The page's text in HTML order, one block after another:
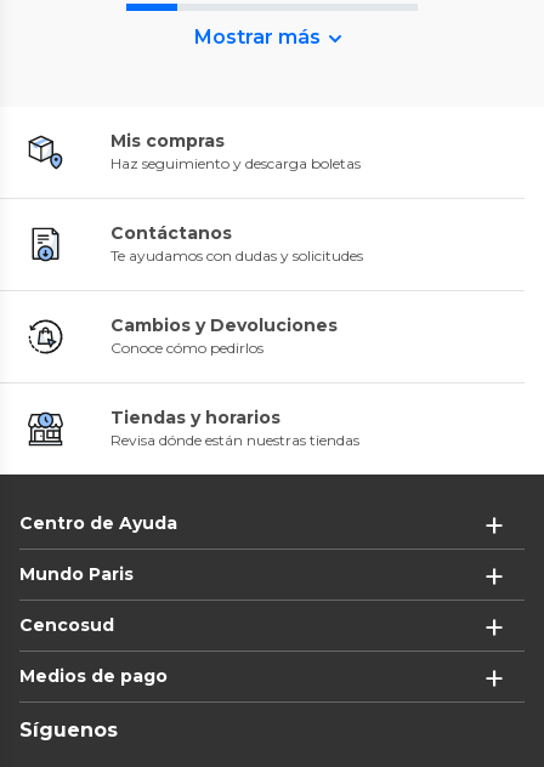
Mostrar más
Mis compras
Haz seguimiento y descarga boletas
Contáctanos
Te ayudamos con dudas y solicitudes
Cambios y Devoluciones
Conoce cómo pedirlos
Tiendas y horarios
Revisa dónde están nuestras tiendas
Centro de Ayuda
Mundo Paris
Cencosud
Medios de pago
Síguenos